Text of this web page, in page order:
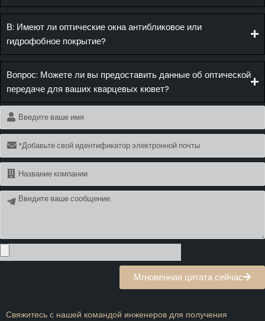
В: Имеют ли оптические окна антибликовое или
гидрофобное покрытие?
Вопрос: Можете ли вы предоставить данные об оптической
передаче для ваших кварцевых кювет?
Имя
Электронная
почта
Имя
Сообщение
Мгновенная цитата сейчас
Свяжитесь с нашей командой инженеров для получения